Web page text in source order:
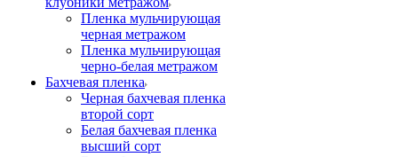
Пленка мульчирующая
черная метражом
Пленка мульчирующая
черно-белая метражом
Бахчевая пленка
Черная бахчевая пленка
второй сорт
Белая бахчевая пленка
высший сорт